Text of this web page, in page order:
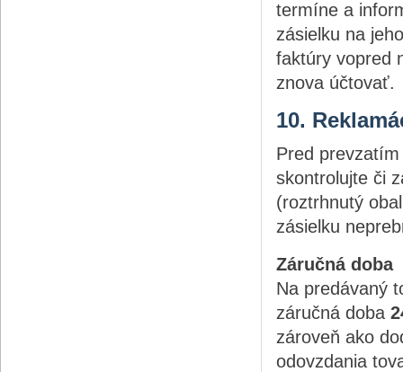
termíne a
zásielku na
faktúry vopred
znova účtovať.
10.
Pred
skontrolujte či
(roztrhnutý
zásielku
Záručná doba
Na predávaný
záručná doba
zároveň ako
odovzdania